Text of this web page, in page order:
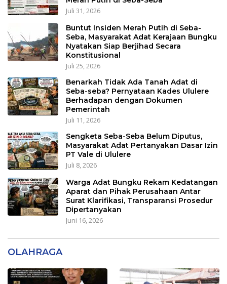
Juli 31, 2026
Buntut Insiden Merah Putih di Seba-
Seba, Masyarakat Adat Kerajaan Bungku
Nyatakan Siap Berjihad Secara
Konstitusional
Juli 25, 2026
Benarkah Tidak Ada Tanah Adat di
Seba-seba? Pernyataan Kades Ululere
Berhadapan dengan Dokumen
Pemerintah
Juli 11, 2026
Sengketa Seba-Seba Belum Diputus,
Masyarakat Adat Pertanyakan Dasar Izin
PT Vale di Ululere
Juli 8, 2026
Warga Adat Bungku Rekam Kedatangan
Aparat dan Pihak Perusahaan Antar
Surat Klarifikasi, Transparansi Prosedur
Dipertanyakan
Juni 16, 2026
OLAHRAGA